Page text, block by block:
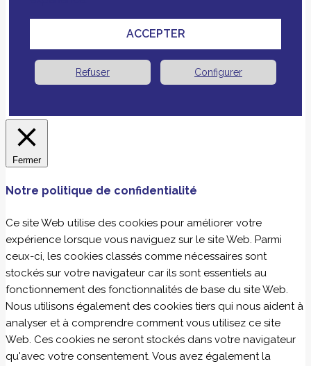
ACCEPTER
Refuser Configurer
Fermer
Notre politique de confidentialité
Ce site Web utilise des cookies pour améliorer votre
expérience lorsque vous naviguez sur le site Web. Parmi
ceux-ci, les cookies classés comme nécessaires sont
stockés sur votre navigateur car ils sont essentiels au
fonctionnement des fonctionnalités de base du site Web.
Nous utilisons également des cookies tiers qui nous aident à
analyser et à comprendre comment vous utilisez ce site
Web. Ces cookies ne seront stockés dans votre navigateur
qu'avec votre consentement. Vous avez également la